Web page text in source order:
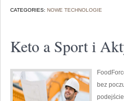
CATEGORIES: NOWE TECHNOLOGIE
Keto a Sport i
bez